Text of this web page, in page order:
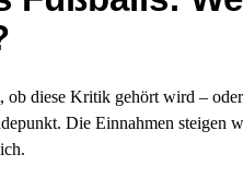
ob diese Kritik gehört wird –
Die Einnahmen steigen